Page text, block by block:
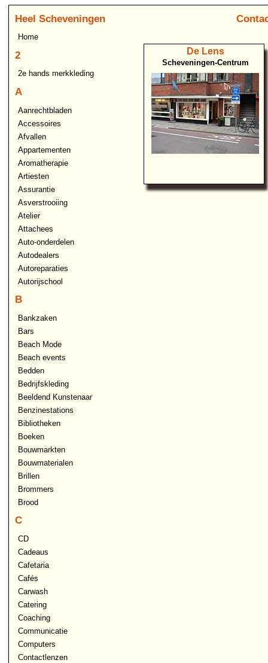
Heel Scheveningen
Home
2
2e hands merkkleding
A
Aanrechtbladen
Accessoires
Afvallen
Appartementen
Aromatherapie
Artiesten
Assurantie
Asverstrooiing
Atelier
Attachees
Auto-onderdelen
Autodealers
Autoreparaties
Autorijschool
B
Bankzaken
Bars
Beach Mode
Beach events
Bedden
Bedrijfskleding
Beeldend Kunstenaar
Benzinestations
Bibliotheken
Boeken
Bouwmarkten
Bouwmaterialen
Brillen
Brommers
Brood
C
CD
Cadeaus
Cafetaria
Cafés
Carwash
Catering
Coaching
Communicatie
Computers
Contactlenzen
De Lens
Scheveningen-Centrum